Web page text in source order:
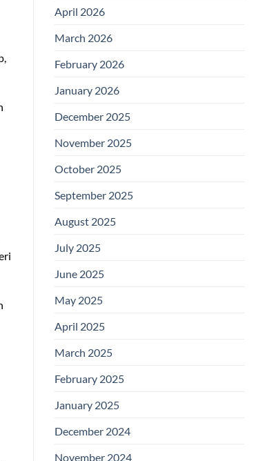
April 2026
March 2026
February 2026
January 2026
December 2025
November 2025
October 2025
September 2025
August 2025
July 2025
June 2025
May 2025
April 2025
March 2025
February 2025
January 2025
December 2024
November 2024